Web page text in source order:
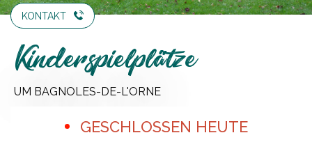
KONTAKT
Kinderspielplätze
UM BAGNOLES-DE-L'ORNE
GESCHLOSSEN HEUTE